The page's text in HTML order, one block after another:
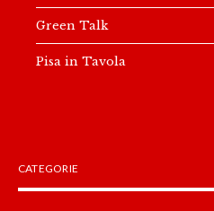
Green Talk
Pisa in Tavola
CATEGORIE